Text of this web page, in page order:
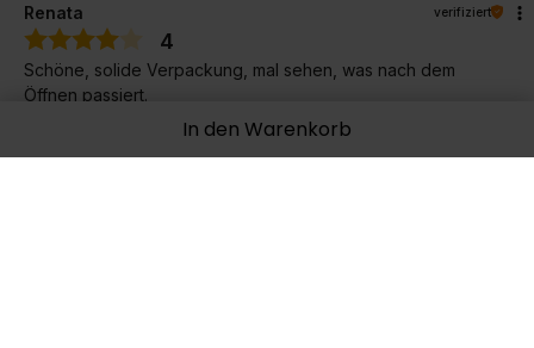
In den Warenkorb
Renata verifiziert
4
Schöne, solide Verpackung, mal sehen, was nach dem
Öffnen passiert.